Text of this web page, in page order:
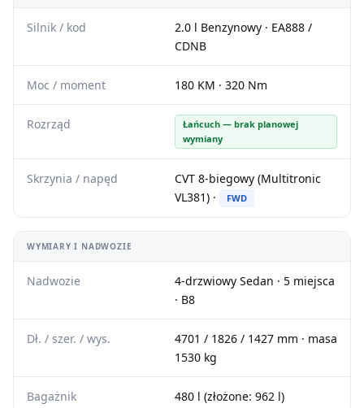
Silnik / kod
2.0 l Benzynowy · EA888 /
CDNB
Moc / moment 180 KM · 320 Nm
Rozrząd
Łańcuch — brak planowej
wymiany
Skrzynia / napęd
CVT 8-biegowy (Multitronic
VL381) ·
FWD
WYMIARY I NADWOZIE
Nadwozie
4-drzwiowy Sedan · 5 miejsca
· B8
Dł. / szer. / wys.
4701 / 1826 / 1427 mm · masa
1530 kg
Bagażnik 480 l (złożone: 962 l)